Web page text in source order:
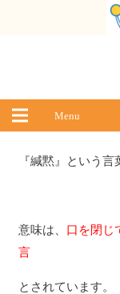
Menu
『緘黙』という
意味は、 口を閉じ
言
とされています。